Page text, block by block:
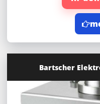
Bartscher